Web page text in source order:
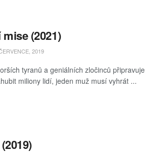
(2021)
2019
tyranů a geniálních zločinců připravuje
miliony lidí, jeden muž musí vyhrát ...